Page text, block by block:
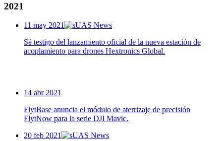
2021
11 may 2021
Sé testigo del lanzamiento oficial de la nueva estación de
acoplamiento para drones Hextronics Global.
14 abr 2021
FlytBase anuncia el módulo de aterrizaje de precisión
FlytNow para la serie DJI Mavic.
20 feb 2021